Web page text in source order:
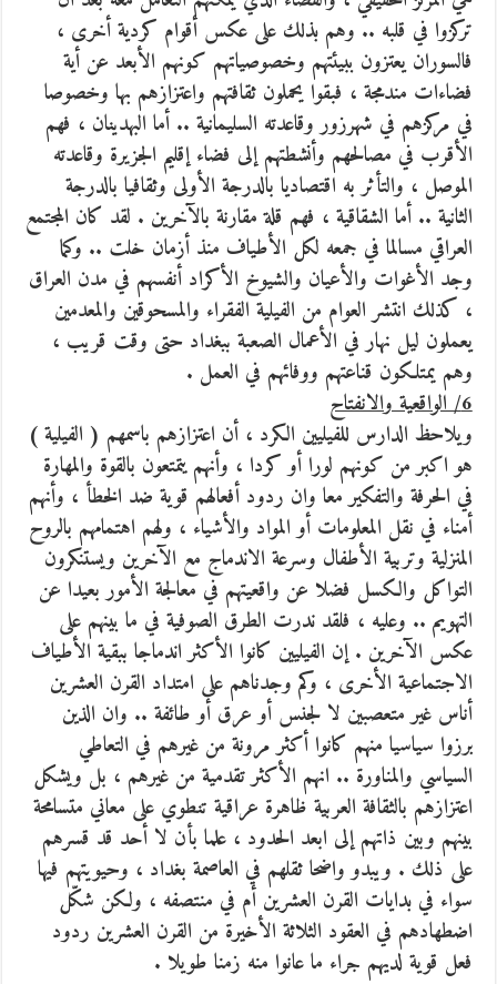
تركزوا في قلبه .. وهم بذلك على عكس أقوام كردية أخرى ،
فالسوران يعتزون ببيئتهم وخصوصياتهم كونهم الأبعد عن أية
فضاءات مندمجة ، فبقوا يحملون ثقافتهم واعتزازهم بها وخصوصا
في مركزهم في شهرزور وقاعدته السليمانية .. أما البهدينان ، فهم
الأقرب في مصالحهم وأنشطتهم إلى فضاء إقليم الجزيرة وقاعدته
الموصل ، والتأثر به اقتصاديا بالدرجة الأولى وثقافيا بالدرجة
الثانية .. أما الشقاقية ، فهم قلة مقارنة بالآخرين . لقد كان المجتمع
العراقي مسالما في جمعه لكل الأطياف منذ أزمان خلت .. وكما
وجد الأغوات والأعيان والشيوخ الأكراد أنفسهم في مدن العراق
، كذلك انتشر العوام من الفيلية الفقراء والمسحوقين والمعدمين
يعملون ليل نهار في الأعمال الصعبة ببغداد حتى وقت قريب ،
وهم يمتلكون قناعتهم ووفائهم في العمل .
6/ الواقعية والانفتاح
ويلاحظ الدارس للفيليين الكرد ، أن اعتزازهم باسمهم ( الفيلية )
هو اكبر من كونهم لورا أو كردا ، وأنهم يتمتعون بالقوة والمهارة
في الحرفة والتفكير معا وان ردود أفعالهم قوية ضد الخطأ ، وأنهم
أمناء في نقل المعلومات أو المواد والأشياء ، ولهم اهتمامهم بالروح
المنزلية وتربية الأطفال وسرعة الاندماج مع الآخرين ويستنكرون
التواكل والكسل فضلا عن واقعيتهم في معالجة الأمور بعيدا عن
التهويم .. وعليه ، فلقد ندرت الطرق الصوفية في ما بينهم على
عكس الآخرين . إن الفيليين كانوا الأكثر اندماجا ببقية الأطياف
الاجتماعية الأخرى ، وكم وجدناهم على امتداد القرن العشرين
أناس غير متعصبين لا لجنس أو عرق أو طائفة .. وان الذين
برزوا سياسيا منهم كانوا أكثر مرونة من غيرهم في التعاطي
السياسي والمناورة .. انهم الأكثر تقدمية من غيرهم ، بل ويشكل
اعتزازهم بالثقافة العربية ظاهرة عراقية تنطوي على معاني متسامحة
بينهم وبين ذاتهم إلى ابعد الحدود ، علما بأن لا أحد قد قسرهم
على ذلك . ويبدو واضحا ثقلهم في العاصمة بغداد ، وحيويتهم فيها
سواء في بدايات القرن العشرين أم في منتصفه ، ولكن شكّل
اضطهادهم في العقود الثلاثة الأخيرة من القرن العشرين ردود
فعل قوية لديهم جراء ما عانوا منه زمنا طويلا .